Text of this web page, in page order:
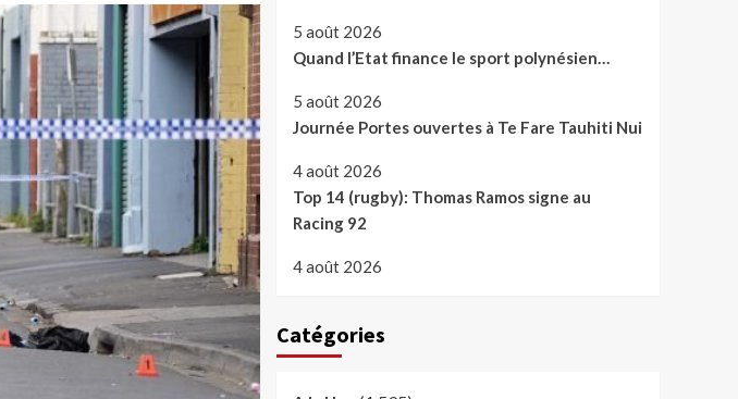
5 août 2026
Quand l’Etat finance le sport polynésien…
5 août 2026
Journée Portes ouvertes à Te Fare Tauhiti Nui
4 août 2026
Top 14 (rugby): Thomas Ramos signe au
Racing 92
4 août 2026
Catégories